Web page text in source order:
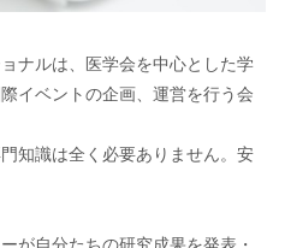
ナルは、医学会を中心とした学
イベントの企画、運営を行う会
知識は全く必要ありません。安